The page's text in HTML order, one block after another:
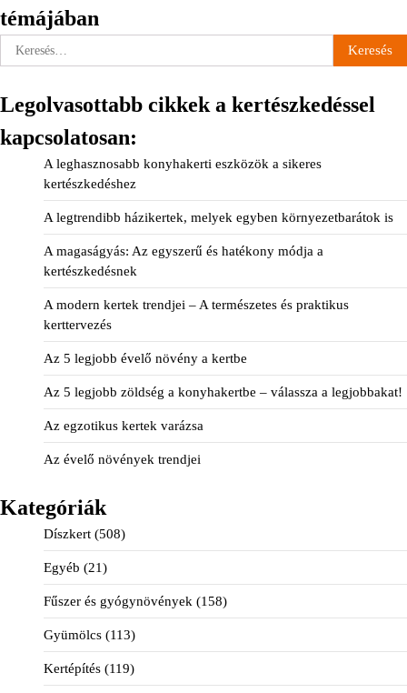
témájában
Keresés:
Legolvasottabb cikkek a kertészkedéssel
kapcsolatosan:
A leghasznosabb konyhakerti eszközök a sikeres
kertészkedéshez
A legtrendibb házikertek, melyek egyben környezetbarátok is
A magaságyás: Az egyszerű és hatékony módja a
kertészkedésnek
A modern kertek trendjei – A természetes és praktikus
kerttervezés
Az 5 legjobb évelő növény a kertbe
Az 5 legjobb zöldség a konyhakertbe – válassza a legjobbakat!
Az egzotikus kertek varázsa
Az évelő növények trendjei
Kategóriák
Díszkert (508)
Egyéb (21)
Fűszer és gyógynövények (158)
Gyümölcs (113)
Kertépítés (119)